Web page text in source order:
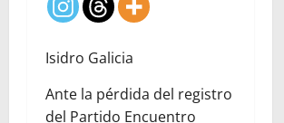
Isidro Galicia
Ante la pérdida del registro
del Partido Encuentro